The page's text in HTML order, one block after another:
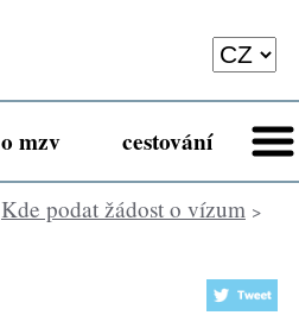
o mzv cestování
Kde podat žádost o vízum>